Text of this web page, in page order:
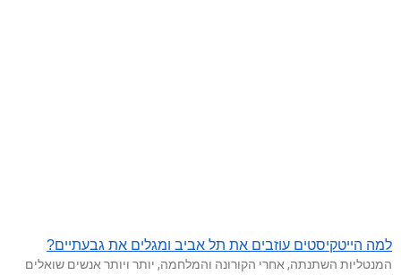
למה הייטקיסטים עוזבים את תל אביב ומגלים את גבעתיים?
המנטליות השתנתה, אחרי הקורונה והמלחמה, יותר ויותר אנשים שואלים